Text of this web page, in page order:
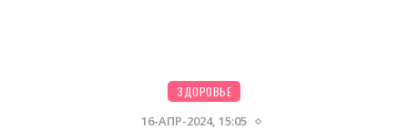
ЗДОРОВЬЕ
16-АПР-2024, 15:05